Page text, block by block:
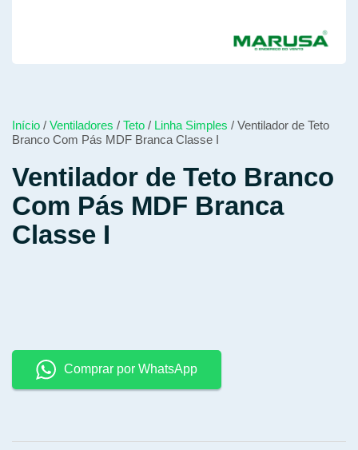
Início / Ventiladores / Teto / Linha Simples / Ventilador de Teto
Branco Com Pás MDF Branca Classe I
Ventilador de Teto Branco
Com Pás MDF Branca
Classe I
Comprar por WhatsApp